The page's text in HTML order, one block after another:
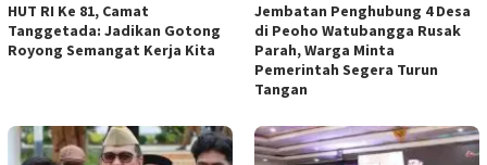
HUT RI Ke 81, Camat
Tanggetada: Jadikan Gotong
Royong Semangat Kerja Kita
Jembatan Penghubung 4 Desa
di Peoho Watubangga Rusak
Parah, Warga Minta
Pemerintah Segera Turun
Tangan